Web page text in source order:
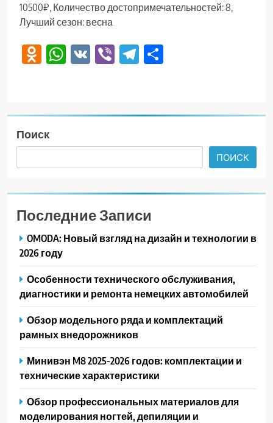
10500₽, Количество достопримечательностей: 8,
Лучший сезон: весна
Odnoklassniki
WhatsApp
VK ViberTelegram
Поиск
ПОИСК
Последние Записи
OMODA: Новый взгляд на дизайн и технологии в
2026 году
Особенности технического обслуживания,
диагностики и ремонта немецких автомобилей
Обзор модельного ряда и комплектаций
рамных внедорожников
Минивэн M8 2025-2026 годов: комплектации и
технические характеристики
Обзор профессиональных материалов для
моделирования ногтей, депиляции и